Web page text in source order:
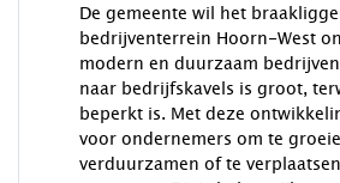
De gemeente wil het
bedrijventerrein Hoorn-West
modern en duurzaam
naar bedrijfskavels is groot,
beperkt is. Met deze
voor ondernemers om te
verduurzamen of te